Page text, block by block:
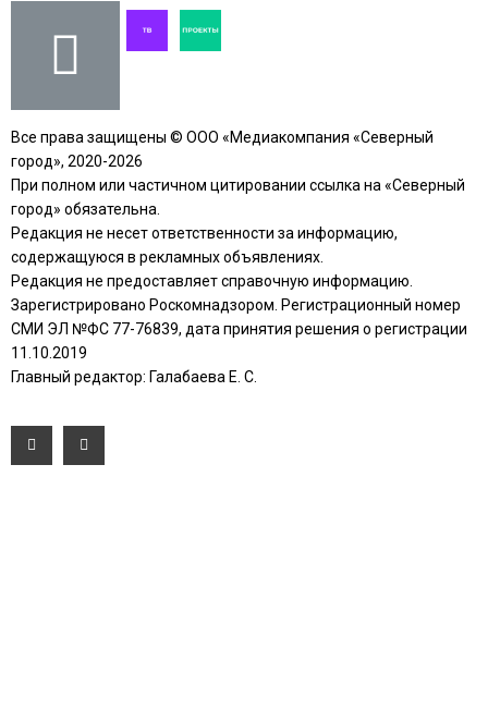
Все права защищены © ООО «Медиакомпания «Северный
город», 2020-2026
При полном или частичном цитировании ссылка на «Северный
город» обязательна.
Редакция не несет ответственности за информацию,
содержащуюся в рекламных объявлениях.
Редакция не предоставляет справочную информацию.
Зарегистрировано Роскомнадзором. Регистрационный номер
СМИ ЭЛ №ФС 77-76839, дата принятия решения о регистрации
11.10.2019
Главный редактор: Галабаева Е. С.